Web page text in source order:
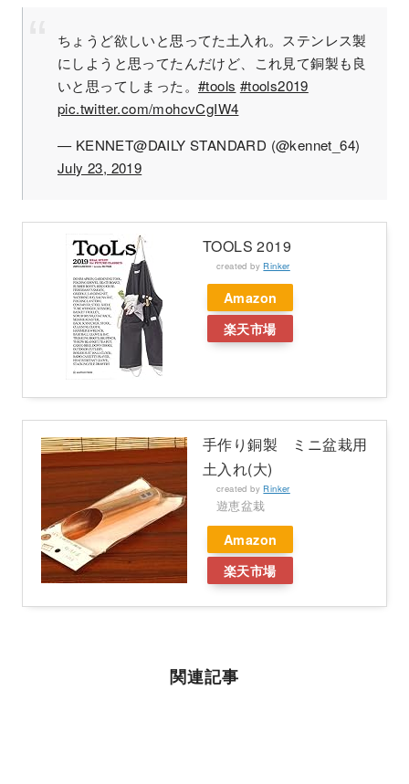
ちょうど欲しいと思ってた土入れ。ステンレス製
にしようと思ってたんだけど、これ見て銅製も良
いと思ってしまった。 #tools #tools2019
pic.twitter.com/mohcvCgIW4
— KENNET@DAILY STANDARD (@kennet_64)
July 23, 2019
TOOLS 2019
created by Rinker
Amazon
楽天市場
手作り銅製 ミニ盆栽用
土入れ(大)
created by Rinker
遊恵盆栽
Amazon
楽天市場
関連記事